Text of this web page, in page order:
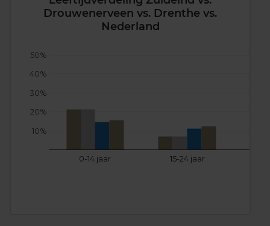
Drouwenerveen vs. Drenthe vs.
Nederland
0-14 jaar 15-24 jaar
10%
20%
30%
40%
50%